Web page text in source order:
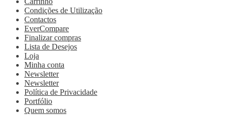
Condições de Utilização
Contactos
EverCompare
Finalizar compras
Lista de Desejos
Loja
Minha conta
Newsletter
Newsletter
Política de Privacidade
Portfólio
Quem somos